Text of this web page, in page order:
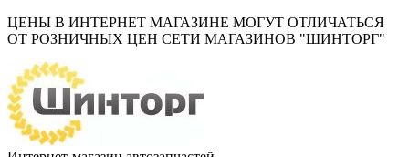
ЦЕНЫ В ИНТЕРНЕТ МАГАЗИНЕ МОГУТ ОТЛИЧАТЬСЯ
ОТ РОЗНИЧНЫХ ЦЕН СЕТИ МАГАЗИНОВ "ШИНТОРГ"